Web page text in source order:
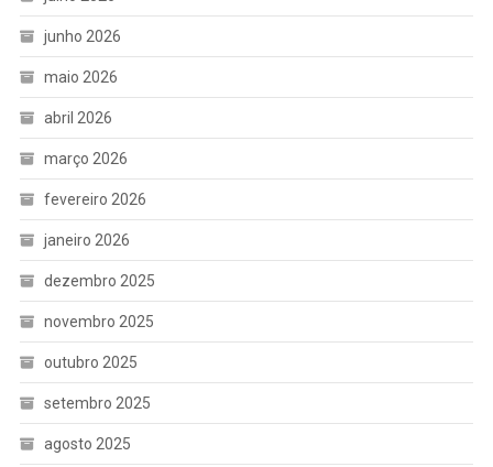
junho 2026
maio 2026
abril 2026
março 2026
fevereiro 2026
janeiro 2026
dezembro 2025
novembro 2025
outubro 2025
setembro 2025
agosto 2025